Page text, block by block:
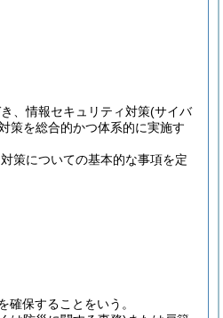
、情報セキュリティ対策(サイバ
策を総合的かつ体系的に実施す
策についての基本的な事項を定
保することをいう。